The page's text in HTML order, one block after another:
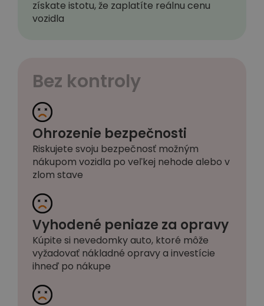
získate istotu, že zaplatíte reálnu cenu
vozidla
Bez kontroly
Ohrozenie bezpečnosti
Riskujete svoju bezpečnosť možným
nákupom vozidla po veľkej nehode alebo v
zlom stave
Vyhodené peniaze za opravy
Kúpite si nevedomky auto, ktoré môže
vyžadovať nákladné opravy a investície
ihneď po nákupe